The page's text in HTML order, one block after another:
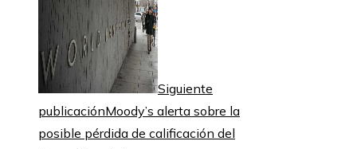
Siguiente
publicaciónMoody’s alerta sobre la
posible pérdida de calificación del